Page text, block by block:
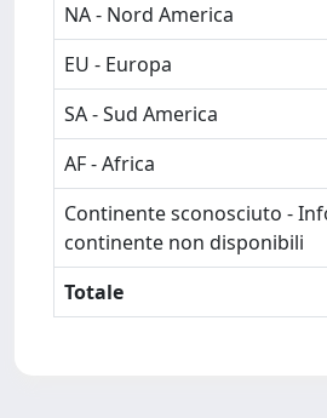
NA - Nord America
EU - Europa
SA - Sud America
AF - Africa
Continente sconosciuto -
continente non disponibili
Totale